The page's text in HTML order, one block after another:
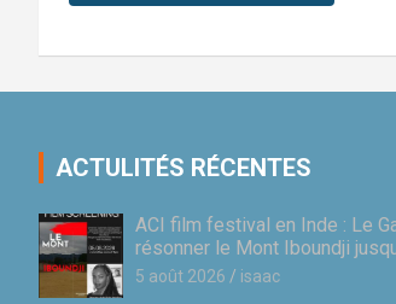
ACTULITÉS RÉCENTES
ACI film festival en Inde : Le
résonner le Mont Iboundji
5 août 2026 isaac